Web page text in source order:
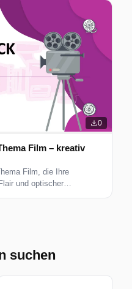
0
Film – kreativ
Film, die Ihre
und optischer
suchen